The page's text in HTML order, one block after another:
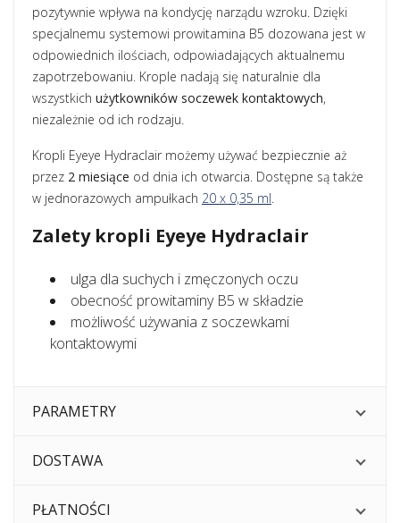
PARAMETRY
DOSTAWA
PŁATNOŚCI
pozytywnie wpływa na kondycję narządu wzroku. Dzięki
specjalnemu systemowi prowitamina B5 dozowana jest w
odpowiednich ilościach, odpowiadających aktualnemu
zapotrzebowaniu. Krople nadają się naturalnie dla
wszystkich użytkowników soczewek kontaktowych,
niezależnie od ich rodzaju.
Kropli Eyeye Hydraclair możemy używać bezpiecznie aż
przez 2 miesiące od dnia ich otwarcia. Dostępne są także
w jednorazowych ampułkach 20 x 0,35 ml.
Zalety kropli Eyeye Hydraclair
ulga dla suchych i zmęczonych oczu
obecność prowitaminy B5 w składzie
możliwość używania z soczewkami
kontaktowymi